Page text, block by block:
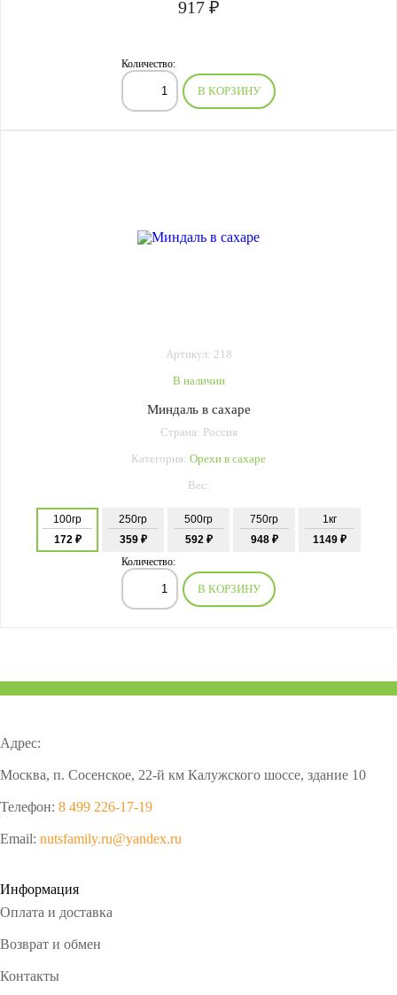
917 ₽
Количество:
В КОРЗИНУ
Артикул: 218
В наличии
Миндаль в сахаре
Страна: Россия
Категория: Орехи в сахаре
Вес:
100гр
172 ₽
250гр
359 ₽
500гр
592 ₽
750гр
948 ₽
1кг
1149 ₽
Количество:
В КОРЗИНУ
Адрес:
Москва, п. Сосенское, 22-й км Калужского шоссе, здание 10
Телефон: 8 499 226-17-19
Email: nutsfamily.ru@yandex.ru
Информация
Оплата и доставка
Возврат и обмен
Контакты